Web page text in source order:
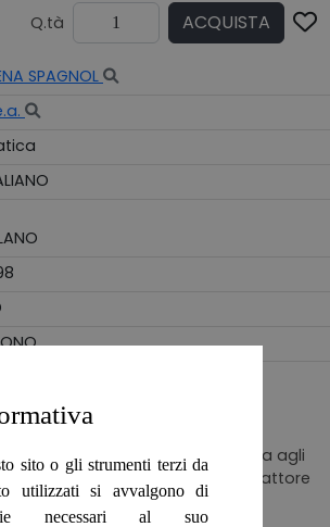
Q.tà ACQUISTA
SPAGNOL
IN UN MOMENTO
illustrata e con lievi segni di usura agli
leggermente brunite da fattore
185
sito o gli strumenti terzi da
utilizzati si avvalgono di
necessari al suo